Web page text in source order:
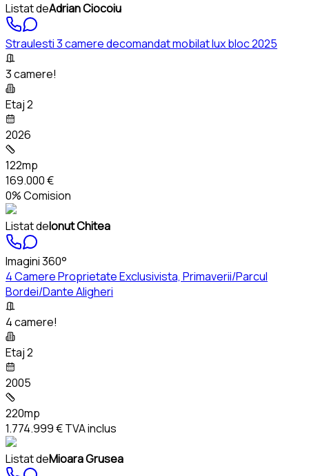
Listat deAdrian Ciocoiu
Straulesti 3 camere decomandat mobilat lux bloc 2025
3 camere!
Etaj 2
2026
122mp
169.000 €
0% Comision
Listat deIonut Chitea
Imagini 360°
4 Camere Proprietate Exclusivista, Primaverii/Parcul
Bordei/Dante Aligheri
4 camere!
Etaj 2
2005
220mp
1.774.999 €TVA inclus
Listat deMioara Grusea